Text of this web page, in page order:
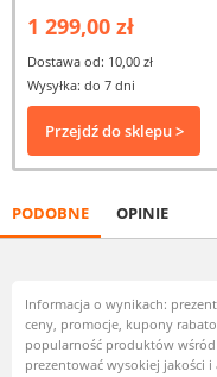
1 299,00 zł
Dostawa od: 10,00 zł
Wysyłka: do 7 dni
Przejdź do sklepu >
PODOBNE OPINIE
Informacja o wynikach:
ceny, promocje, kupony
popularność produktów
prezentować wysokiej jakości